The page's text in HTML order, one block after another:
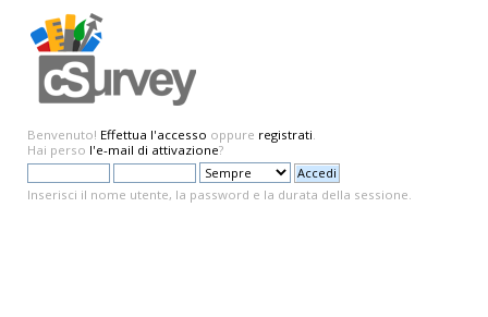
Benvenuto! Effettua l'accesso oppure registrati.
Hai perso l'e-mail di attivazione?
Inserisci il nome utente, la password e la durata della sessione.